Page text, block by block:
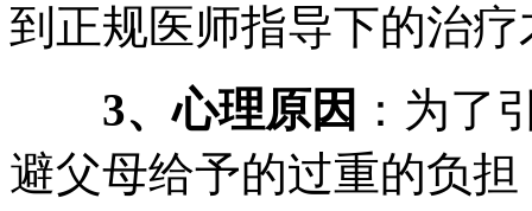
到正规医师指导下的治
3、心理原因 ：为了
避父母给予的过重的负